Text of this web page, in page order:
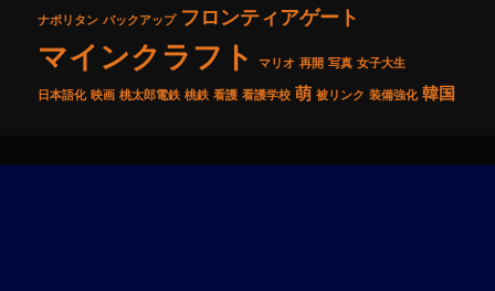
ナポリタン バックアップ フロンティアゲート
マインクラフト マリオ 再開 写真 女子大生
日本語化 映画 桃太郎電鉄 桃鉄 看護 看護学校 萌 被リンク 装備強化 韓国